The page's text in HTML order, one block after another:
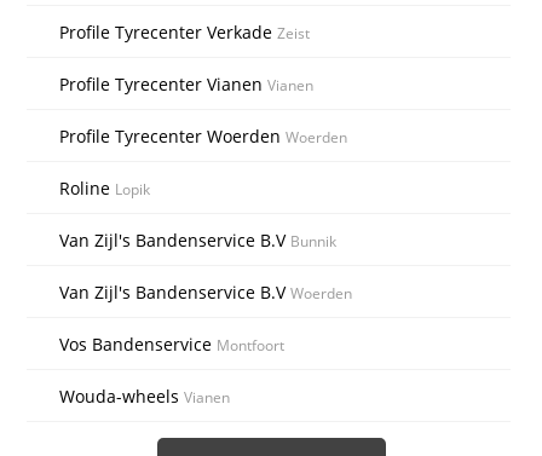
Profile Tyrecenter VerkadeZeist
Profile Tyrecenter VianenVianen
Profile Tyrecenter WoerdenWoerden
Roline Lopik
Van Zijl's Bandenservice B.V Bunnik
Van Zijl's Bandenservice B.VWoerden
Vos Bandenservice Montfoort
Wouda-wheelsVianen